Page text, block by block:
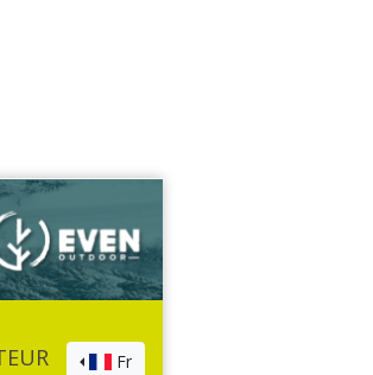
Fr